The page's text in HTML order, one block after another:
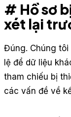
# Hồ sơ
xét lại
Đúng. Chúng
lệ để dữ liệu
tham chiếu bị
các vấn đề về